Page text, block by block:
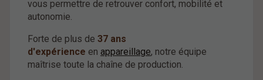
vous permettre de retrouver confort, mobilité et
autonomie.
Forte de plus de 37 ans
d'expérience en appareillage, notre équipe
maîtrise toute la chaîne de production.